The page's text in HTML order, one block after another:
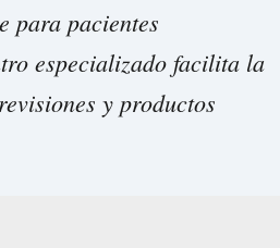
para pacientes
especializado facilita la
y productos